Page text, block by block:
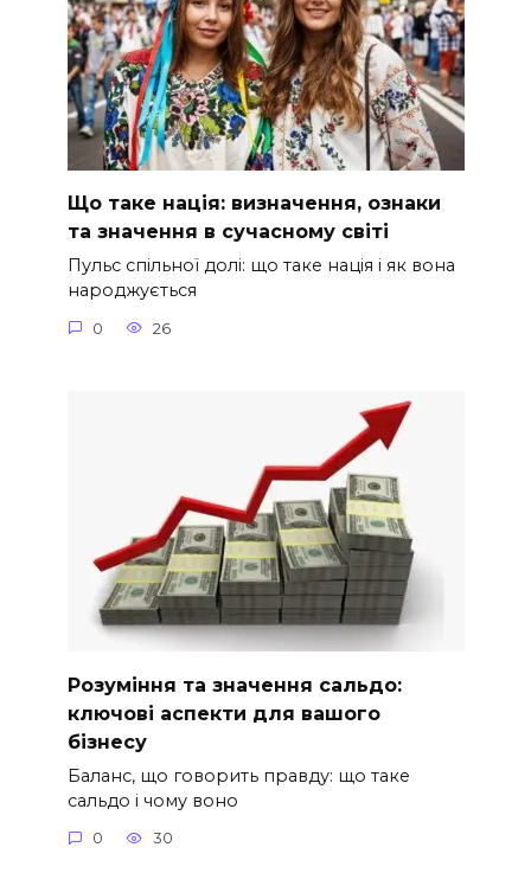
Що таке нація: визначення, ознаки
та значення в сучасному світі
Пульс спільної долі: що таке нація і як вона
народжується
0 26
Розуміння та значення сальдо:
ключові аспекти для вашого
бізнесу
Баланс, що говорить правду: що таке
сальдо і чому воно
0 30